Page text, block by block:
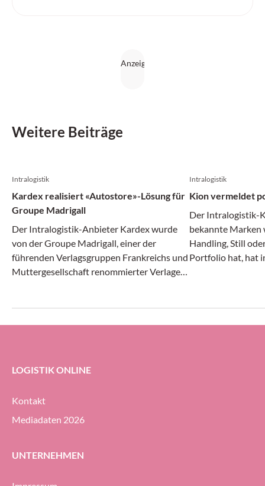
leicht das Allzeit-Hoch des Vorjahres. Das Ergebnis
Weitere Beiträge
Intralogistik
Kardex realisiert «Autostore»-Lösung für
Groupe Madrigall
Der Intralogistik-Anbieter Kardex wurde
von der Groupe Madrigall, einer der
führenden Verlagsgruppen Frankreichs und
Muttergesellschaft renommierter Verlage
das neue Distributionszentrum des
Intralogistik
Kion vermeldet
Der Intralogistik-
bekannte Marken
Handling, Still
Portfolio hat, hat
LOGISTIK ONLINE
Kontakt
Mediadaten 2026
UNTERNEHMEN